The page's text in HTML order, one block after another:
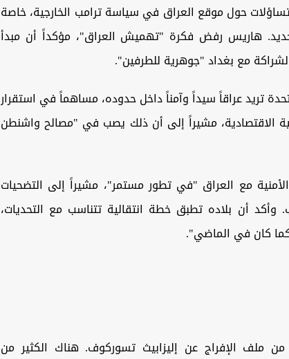
حول موقع العراق في سياسة ترامب الخارجية، خاصة
هاريس رفض فكرة "تهميش العراق"، مؤكداً أن مبدأ
مع بغداد "جوهرية للطرفين".
تريد عراقاً سيداً وآمناً داخل حدوده، مساهماً في استقرار
الاقتصادية، مشيراً إلى أن ذلك يصب في "مصالح واشنطن
مع العراق "في تطور مستمر"، مشيراً إلى التضحيات
وأكد أن بلاده تطبق خطة انتقالية تتناسب مع التحديات،
ملف الإفراج عن إليزابيث تسوركوف. هناك الكثير من